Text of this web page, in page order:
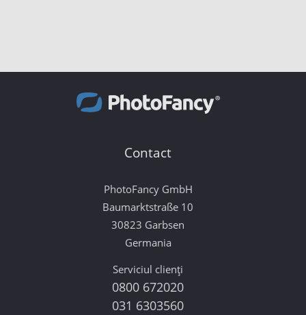
Contact
PhotoFancy GmbH
Baumarktstraße 10
30823 Garbsen
Germania
Serviciul clienți
0800 672020
031 6303560